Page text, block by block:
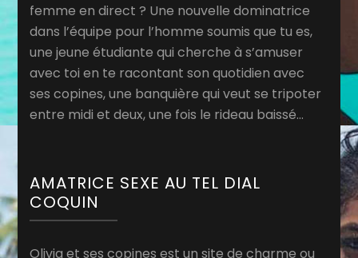
femme en direct ? Une nouvelle dominatrice
dans l’équipe pour l’homme soumis que tu es,
une jeune étudiante qui cherche à s’amuser
avec toi en te racontant son quotidien avec
ses copines, une banquière qui veut se tripoter
entre midi et deux, une fois le rideau baissé…
AMATRICE SEXE AU TEL DIAL
COQUIN
Olivia et ses copines est un site de charme ou